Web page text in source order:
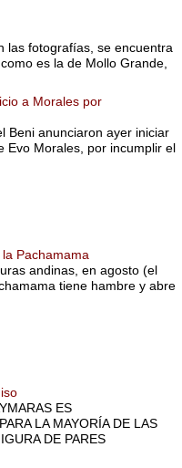
las fotografías, se encuentra
es la de Mollo Grande,
a Morales por
Beni anunciaron ayer iniciar
Evo Morales, por incumplir el
Pachamama
andinas, en agosto (el
tiene hambre y abre
ES
LA MAYORÍA DE LAS
DE PARES